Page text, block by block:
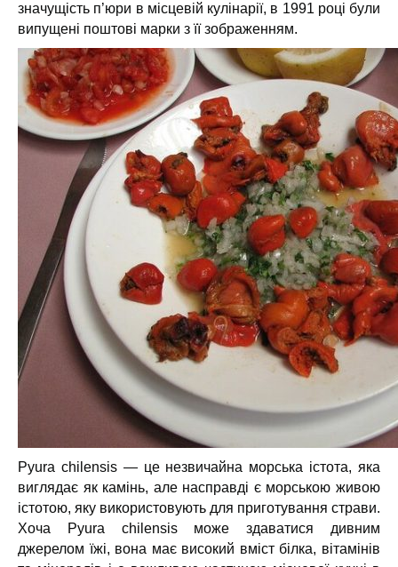
значущість п’юри в місцевій кулінарії, в 1991 році були
випущені поштові марки з її зображенням.
Pyura chilensis — це незвичайна морська істота, яка
виглядає як камінь, але насправді є морською живою
істотою, яку використовують для приготування страви.
Хоча Pyura chilensis може здаватися дивним
джерелом їжі, вона має високий вміст білка, вітамінів